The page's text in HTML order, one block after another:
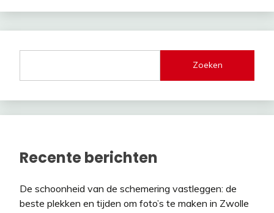
Zoeken
Recente berichten
De schoonheid van de schemering vastleggen: de
beste plekken en tijden om foto’s te maken in Zwolle